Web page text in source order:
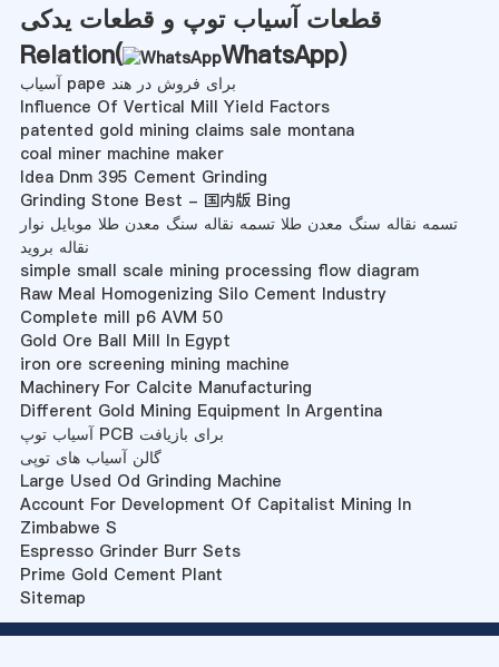
قطعات آسیاب توپ و قطعات یدکی
Relation(
WhatsApp)
آسیاب pape برای فروش در هند
Influence Of Vertical Mill Yield Factors
patented gold mining claims sale montana
coal miner machine maker
Idea Dnm 395 Cement Grinding
Grinding Stone Best - 国内版 Bing
تسمه نقاله سنگ معدن طلا تسمه نقاله سنگ معدن طلا موبایل نوار
نقاله بروید
simple small scale mining processing flow diagram
Raw Meal Homogenizing Silo Cement Industry
Complete mill p6 AVM 50
Gold Ore Ball Mill In Egypt
iron ore screening mining machine
Machinery For Calcite Manufacturing
Different Gold Mining Equipment In Argentina
آسیاب توپ PCB برای بازیافت
گالن آسیاب های توپی
Large Used Od Grinding Machine
Account For Development Of Capitalist Mining In
Zimbabwe S
Espresso Grinder Burr Sets
Prime Gold Cement Plant
Sitemap